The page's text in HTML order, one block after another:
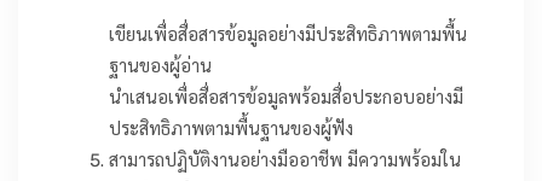
เขียนเพื่อสื่อสารข้อมูลอย่างมีประสิทธิภาพตามพื้น
ฐานของผู้อ่าน
นำเสนอเพื่อสื่อสารข้อมูลพร้อมสื่อประกอบอย่างมี
ประสิทธิภาพตามพื้นฐานของผู้ฟัง
สามารถปฏิบัติงานอย่างมืออาชีพ มีความพร้อมใน